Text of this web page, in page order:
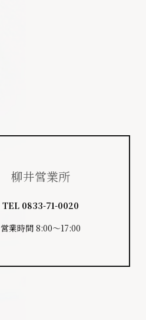
柳井営業所
TEL 0833-71-0020
営業時間 8:00～17:00